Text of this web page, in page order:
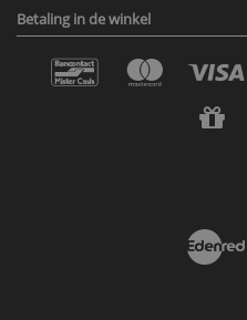
Betaling in de winkel